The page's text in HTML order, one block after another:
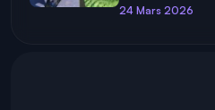
24 Mars 2026